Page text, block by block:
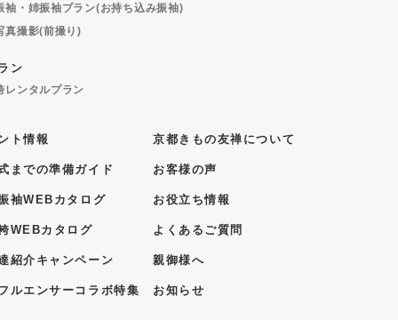
袖・姉振袖プラン(お持ち込み振袖)
真撮影(前撮り)
ン
レンタルプラン
ト情報
までの準備ガイド
袖WEBカタログ
WEBカタログ
紹介キャンペーン
ルエンサーコラボ特集
京都きもの友禅について
お客様の声
お役立ち情報
よくあるご質問
親御様へ
お知らせ